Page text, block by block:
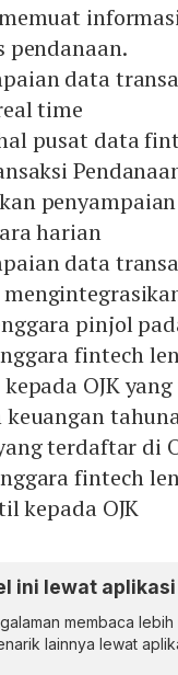
pendanaan.
data
time
pusat data
harian
data
pinjol
fintech
OJK
keuangan
terdaftar di
fintech
kepada OJK
ini lewat
membaca lebih
lainnya lewat